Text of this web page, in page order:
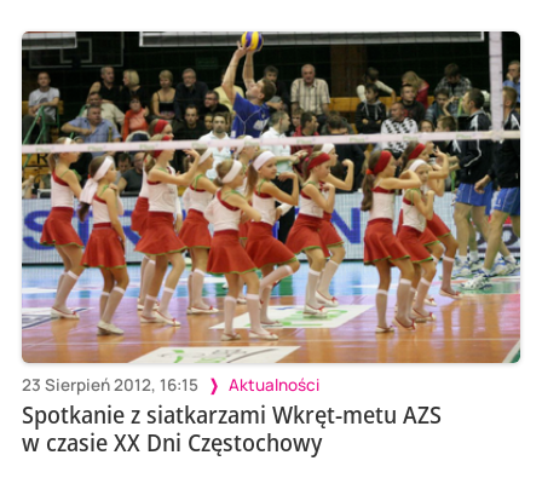
23 Sierpień 2012, 16:15 Aktualności
Spotkanie z siatkarzami Wkręt-metu AZS
w czasie XX Dni Częstochowy